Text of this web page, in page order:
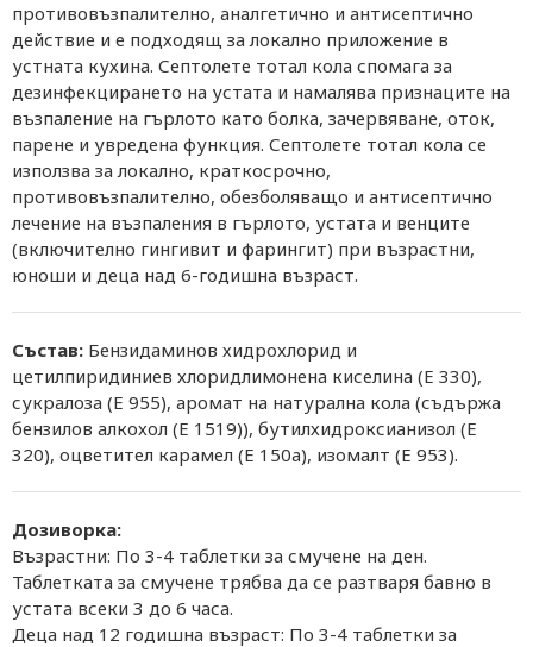
противовъзпалително, аналгетично и антисептично
действие и е подходящ за локално приложение в
устната кухина. Септолете тотал кола спомага за
дезинфекцирането на устата и намалява признаците на
възпаление на гърлото като болка, зачервяване, оток,
парене и увредена функция. Септолете тотал кола се
използва за локално, краткосрочно,
противовъзпалително, обезболяващо и антисептично
лечение на възпаления в гърлото, устата и венците
(включително гингивит и фарингит) при възрастни,
юноши и деца над 6-годишна възраст.
Състав: Бензидаминов хидрохлорид и
цетилпиридиниев хлоридлимонена киселина (Е 330),
сукралоза (Е 955), аромат на натурална кола (съдържа
бензилов алкохол (Е 1519)), бутилхидроксианизол (Е
320), оцветител карамел (Е 150a), изомалт (Е 953).
Дозиворка:
Възрастни: По 3-4 таблетки за смучене на ден.
Таблетката за смучене трябва да се разтваря бавно в
устата всеки 3 до 6 часа.
Деца над 12 годишна възраст: По 3-4 таблетки за